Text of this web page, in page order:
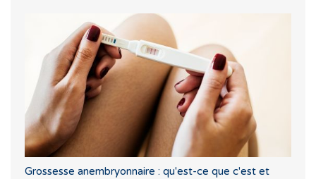
Grossesse anembryonnaire : qu'est-ce que c'est et